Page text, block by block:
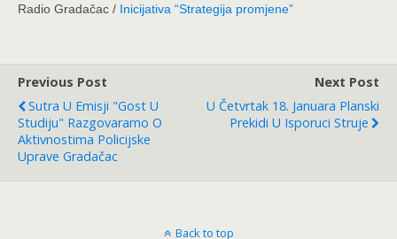
Radio Gradačac / Inicijativa “Strategija promjene”
Previous Post
Sutra U Emisji "Gost U
Studiju" Razgovaramo O
Aktivnostima Policijske
Uprave Gradačac
Next Post
U Četvrtak 18. Januara Planski
Prekidi U Isporuci Struje
Back to top